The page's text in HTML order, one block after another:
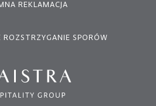
REKLAMACJA
SPORÓW